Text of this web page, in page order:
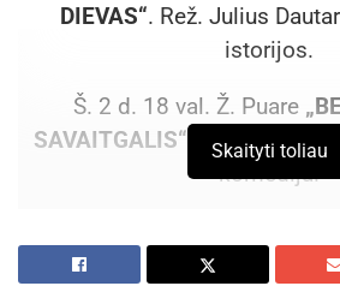
DIEVAS“. Rež. Julius
istorijos.
Š. 2 d. 18 val. Ž. Puare
SAVAITGALIS“ . Rež.
komedija.
„FANTAZUOTOJAI“ (THE
Skaityti toliau